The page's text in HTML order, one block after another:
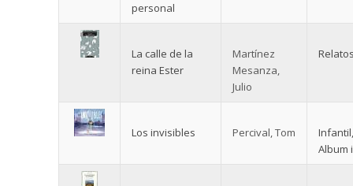
personal
La calle de la
reina Ester
Martínez
Mesanza,
Julio
Los invisibles Percival, Tom Infantil,
Album